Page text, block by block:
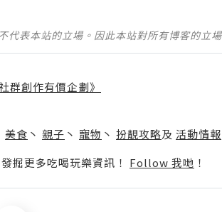
代表本站的立場。因此本站對所有博客的立
群創作有價企劃》
美食 丶 親子 丶 寵物 丶 扮靚攻略及 活動情報
掘更多吃喝玩樂資訊！ Follow 我哋 ！